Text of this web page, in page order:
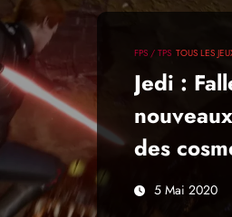
FPS / TPS TOUS LES
Jedi :
des
5 Mai 2020